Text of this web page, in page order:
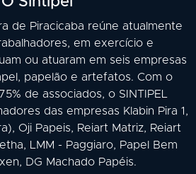
de Piracicaba reúne atualmente
em exercício e
ou atuaram em seis empresas
papelão e artefatos. Com o
de associados, o SINTIPEL
das empresas Klabin Pira 1,
Oji Papeis, Reiart Matriz, Reiart
LMM - Paggiaro, Papel Bem
DG Machado Papéis.